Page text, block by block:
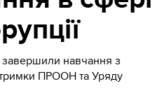
навчання з
ПРООН та Уряду